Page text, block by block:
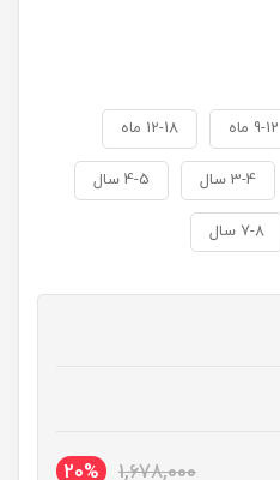
9-12 ماه 12-18 ماه
3-4 سال 4-5 سال
7-8 سال
1,678,000
20%